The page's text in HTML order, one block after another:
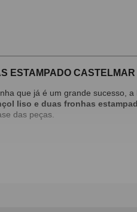
ESTAMPADO
que já é um grande sucesso,
liso e duas fronhas
das peças.